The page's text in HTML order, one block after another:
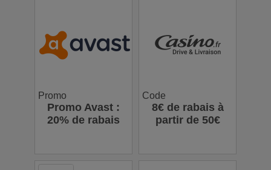
Promo
Promo Avast :
20% de rabais
Code
8€ de rabais à
partir de 50€